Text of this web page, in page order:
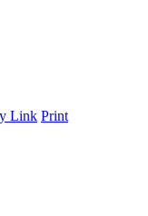
Link Print